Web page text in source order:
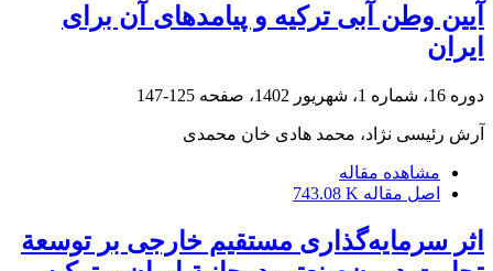
آیین وطن آبی ترکیه و پیامدهای آن برای
ایران
دوره 16، شماره 1، شهریور 1402، صفحه 125-147
آرش رئیسی نژاد، محمد هادی خان محمدی
مشاهده مقاله
اصل مقاله 743.08 K
اثر سرمایه‌گذاری مستقیم خارجی بر توسعة